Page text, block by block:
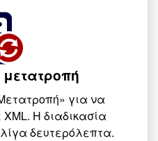
μετατροπή
για να
Η διαδικασία
δευτερόλεπτα.